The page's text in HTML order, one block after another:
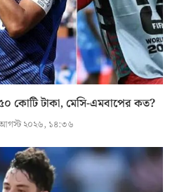
টাকা, মেসি-এমবাপের কত?
২০২৬, ১৪:৩৬